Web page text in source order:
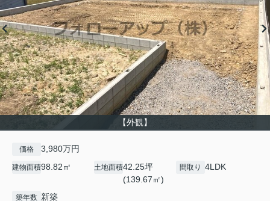
【外観】
価格 3,980万円
建物面積98.82㎡ 土地面積42.25坪
(139.67㎡)
間取り 4LDK
築年数 新築